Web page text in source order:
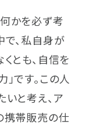
かを必ず考
で、私自身が
とも、自信を
です。この人
と考え、ア
携帯販売の仕